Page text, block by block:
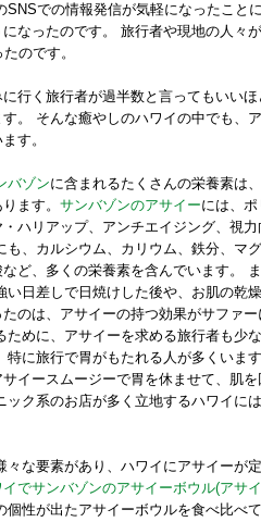
SNSでの情報発信が気軽になったこと
になったのです。 旅行者や現地の人々
のです。
行く旅行者が過半数と言ってもいい
。 そんな癒やしのハワイの中でも、
す。
バゾンに含まれるたくさんの栄養素は
ます。 サンバゾンのアサイーには、
ハリアップ、アンチエイジング、視
も、カルシウム、カリウム、鉄分、マ
ど、多くの栄養素を含んでいます。
い日差しで日焼けした後や、お肌の乾
のは、アサイーの持つ効果がサファ
ために、アサイーを求める旅行者も少
に旅行で胃がもたれる人が多くいま
イースムージーで胃を休ませて、肌
ック系のお店が多く立地するハワイに
々な要素があり、ハワイにアサイーが
イでサンバゾンのアサイーボウル(アサ
性が出たアサイーボウルを食べ比べて